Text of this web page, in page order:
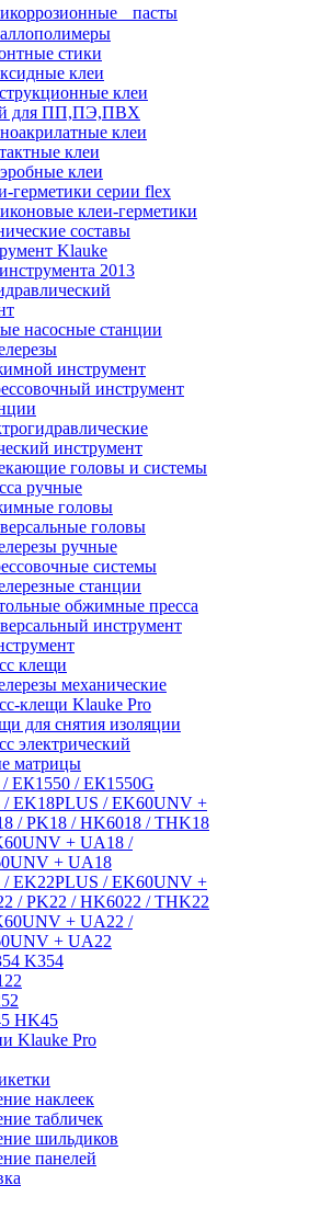
пасты
стики
клеи
клеи
для ПП,ПЭ,ПВХ
клеи
клеи
клеи
герметики серии flex
клеи-герметики
составы
Klauke
2013
насосные станции
инструмент
инструмент
инструмент
головы и системы
ручные
головы
головы
ручные
системы
станции
обжимные пресса
инструмент
клещи
механические
клещи Klauke Pro
для снятия изоляции
электрический
матрицы
ЕК1550 / ЕК1550G
/ EK18PLUS / EK60UNV +
/ PK18 / HK6018 / THK18
+ UA18 /
+ UA18
/ EK22PLUS / EK60UNV +
/ PK22 / HK6022 / THK22
+ UA22 /
+ UA22
K354
HK45
Klauke Pro
наклеек
табличек
шильдиков
панелей